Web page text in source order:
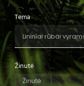
Tema
Žinutė